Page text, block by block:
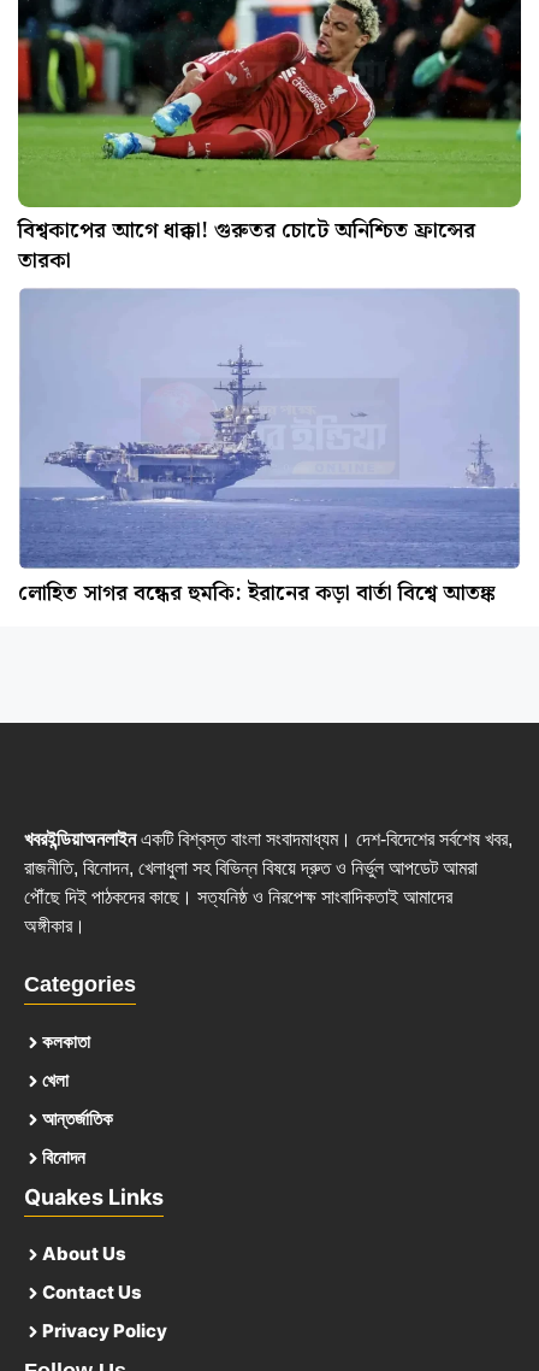
বিশ্বকাপের আগে ধাক্কা! গুরুতর চোটে অনিশ্চিত ফ্রান্সের
তারকা
লোহিত সাগর বন্ধের হুমকি: ইরানের কড়া বার্তা বিশ্বে আতঙ্ক
খবরইন্ডিয়াঅনলাইনএকটি বিশ্বস্ত বাংলা সংবাদমাধ্যম। দেশ-বিদেশের সর্বশেষ খবর,
রাজনীতি, বিনোদন, খেলাধুলা সহ বিভিন্ন বিষয়ে দ্রুত ও নির্ভুল আপডেট আমরা
পৌঁছে দিই পাঠকদের কাছে। সত্যনিষ্ঠ ও নিরপেক্ষ সাংবাদিকতাই আমাদের
অঙ্গীকার।
Categories
কলকাতা
খেলা
আন্তর্জাতিক
বিনোদন
Quakes Links
About Us
Contact Us
Privacy Policy